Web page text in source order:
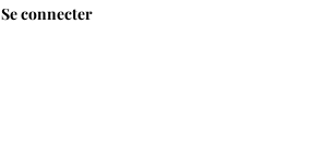
Se connecter